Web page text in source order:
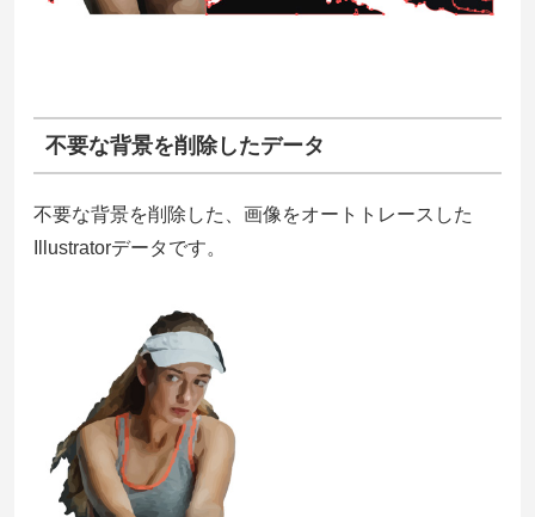
不要な背景を削除したデータ
不要な背景を削除した、画像をオートトレースした
Illustratorデータです。